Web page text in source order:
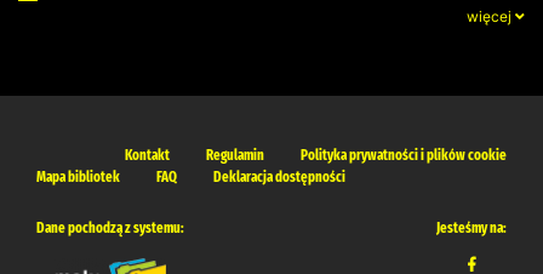
więcej
Kontakt Regulamin
Polityka prywatności i plików cookie
Mapa bibliotek
FAQ Deklaracja dostępności
Dane pochodzą z systemu: Jesteśmy na: